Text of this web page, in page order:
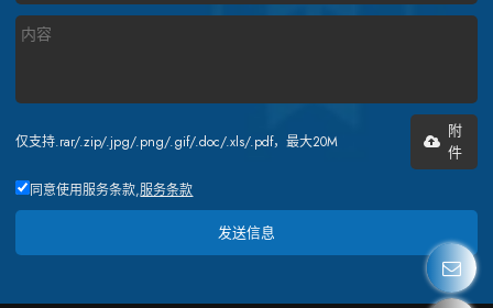
仅支持.rar/.zip/.jpg/.png/.gif/.doc/.xls/.pdf，最大20M
附
件
同意使用服务条款,服务条款
发送信息